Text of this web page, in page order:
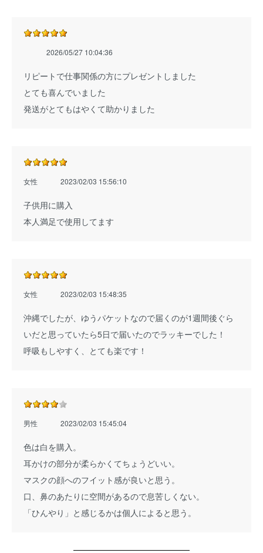
2026/05/27 10:04:36
リピートで仕事関係の方にプレゼントしました
とても喜んでいました
発送がとてもはやくて助かりました
女性 2023/02/03 15:56:10
子供用に購入
本人満足で使用してます
女性 2023/02/03 15:48:35
沖縄でしたが、ゆうパケットなので届くのが1週間後ぐら
いだと思っていたら5日で届いたのでラッキーでした！
呼吸もしやすく、とても楽です！
男性 2023/02/03 15:45:04
色は白を購入。
耳かけの部分が柔らかくてちょうどいい。
マスクの顔へのフイット感が良いと思う。
口、鼻のあたりに空間があるので息苦しくない。
「ひんやり」と感じるかは個人によると思う。